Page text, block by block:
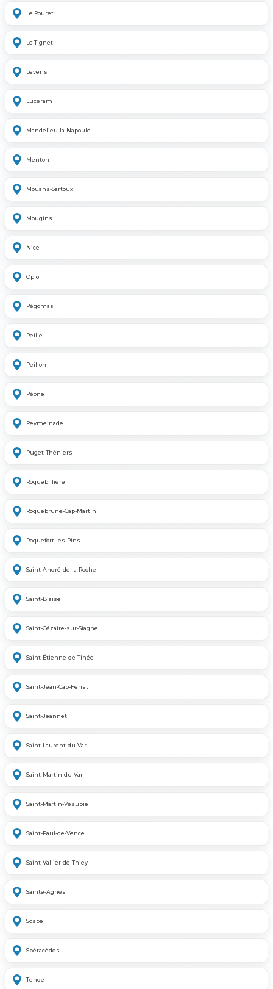
Le Rouret
Le Tignet
Levens
Lucéram
Mandelieu-la-Napoule
Menton
Mouans-Sartoux
Mougins
Nice
Opio
Pégomas
Peille
Peillon
Péone
Peymeinade
Puget-Théniers
Roquebillière
Roquebrune-Cap-Martin
Roquefort-les-Pins
Saint-André-de-la-Roche
Saint-Blaise
Saint-Cézaire-sur-Siagne
Saint-Étienne-de-Tinée
Saint-Jean-Cap-Ferrat
Saint-Jeannet
Saint-Laurent-du-Var
Saint-Martin-du-Var
Saint-Martin-Vésubie
Saint-Paul-de-Vence
Saint-Vallier-de-Thiey
Sainte-Agnès
Sospel
Spéracèdes
Tende